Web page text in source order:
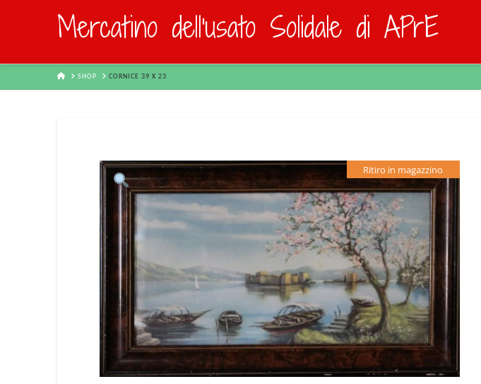
Mercatino dell'usato Solidale di APrE
HOMESHOP CORNICE 39 X 23
Ritiro in magazzino